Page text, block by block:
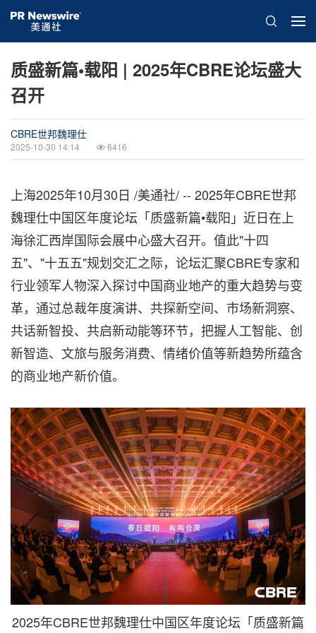
质盛新篇•载阳 | 2025年CBRE论坛盛大
召开
CBRE世邦魏理仕
2025-10-30 14:14 6416
上海2025年10月30日 /美通社/ -- 2025年CBRE世邦
魏理仕中国区年度论坛「质盛新篇•载阳」近日在上
海徐汇西岸国际会展中心盛大召开。值此"十四
五"、"十五五"规划交汇之际，论坛汇聚CBRE专家和
行业领军人物深入探讨中国商业地产的重大趋势与变
革，通过总裁年度演讲、共探新空间、市场新洞察、
共话新智投、共启新动能等环节，把握人工智能、创
新智造、文旅与服务消费、情绪价值等新趋势所蕴含
的商业地产新价值。
2025年CBRE世邦魏理仕中国区年度论坛「质盛新篇